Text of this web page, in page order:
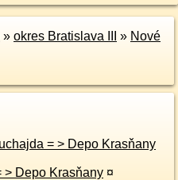
» okres Bratislava III » Nové
Bus 51: Trnavské mýto = > Kuchajda = > Depo Krasňany
Bus 51: MiÚ Nové Mesto = > Depo Krasňany ¤